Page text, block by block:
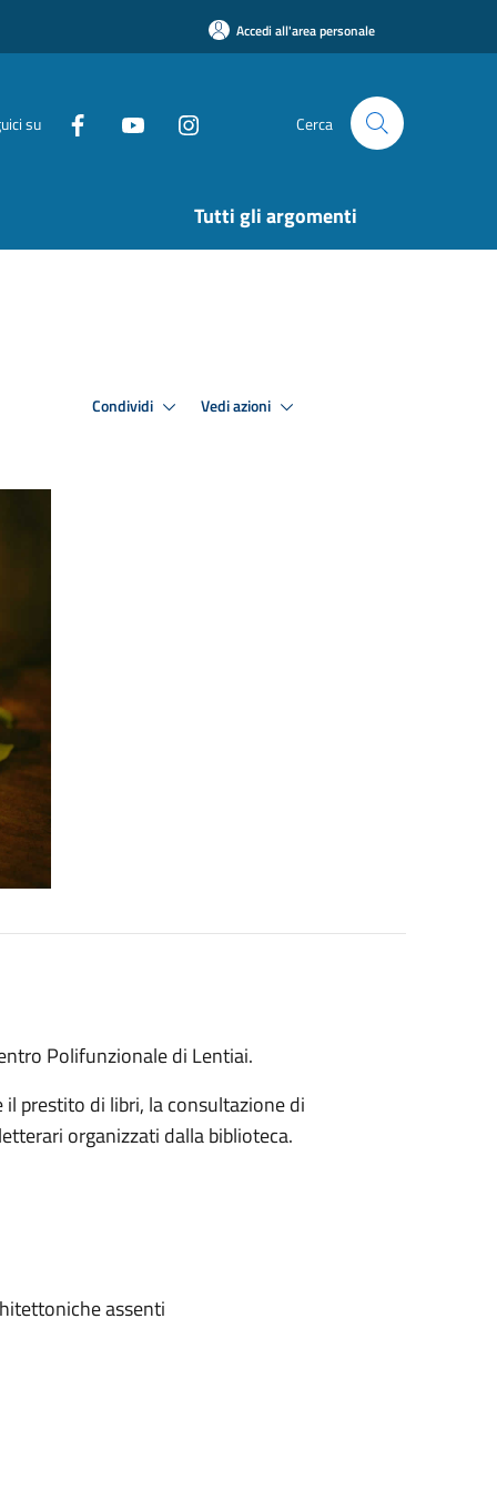
Accedi all'area personale
su Cerca
Tutti gli argomenti
Condividi Vedi azioni
Polifunzionale di Lentiai.
prestito di libri, la consultazione di
organizzati dalla biblioteca.
assenti